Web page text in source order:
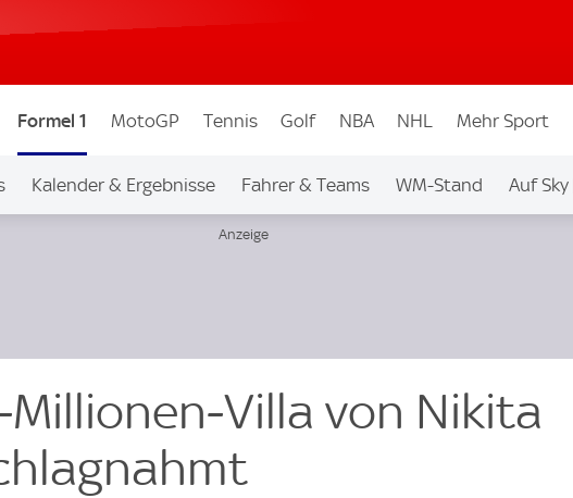
Formel 1 MotoGP Tennis Golf NBA NHL Mehr Sport
Kalender & Ergebnisse Fahrer & Teams WM-Stand Auf Sky
Millionen-Villa von Nikita